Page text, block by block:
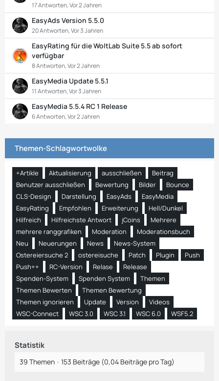
17 Antworten, Vor 2 Jahren
EasyAds Version 5.5.0
20 Antworten, Vor 3 Jahren
EasyRating für die WoltLab Suite 5.5 ab sofort
verfügbar
8 Antworten, Vor 2 Jahren
EasyMedia Update 5.5.1
11 Antworten, Vor 3 Jahren
EasyMedia 5.5.4 RC 1 Release
6 Antworten, Vor 2 Jahren
Themen-Schlagwortwolke
+Artikle Aktualisierung ausschließen
Beitrag
Benutzer ausschließen
Bewertung Bilder
Bounce
CLS-Design
Darstellung EasyAds
EasyMedia
EasyRating
Empfohlen Erweiterung
Hell/Dunkel
Hilfreich
Hilfreichste Antwort jCoins
Mehrere
mehrere ranggrafiken
Moderation
Moderationsbuch
Neu
Neuerungen News
News-System
Ostereiersuche 2
ostereisuche Patch Plugin
Push
Push++
RC-Version Relase
Release
Spenden-System
Spenden System
Themen
Themen Bewerten
Themen Bewertung
Themen ignorieren
Update Version
Videos
WSC-Connect
WSC 3.0 WSC 3.1 WSC 6.0 WSF5.2
Statistik
39 Themen 153 Beiträge (0,04 Beiträge pro Tag)